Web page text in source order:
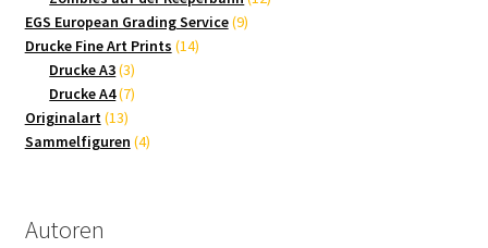
EGS European Grading Service 99
Drucke Fine Art Prints 1414
Drucke A3 33
Produkte
Drucke A4 77
Originalart 1313
Produkte
Sammelfiguren 44
Autoren